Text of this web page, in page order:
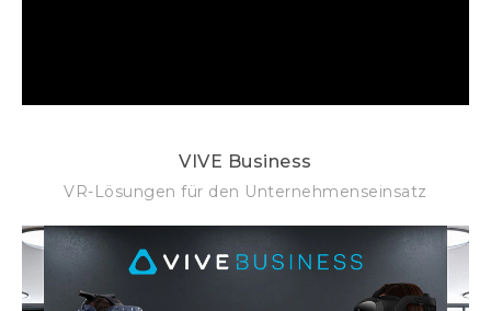
VIVE Business
VR-Lösungen für den Unternehmenseinsatz